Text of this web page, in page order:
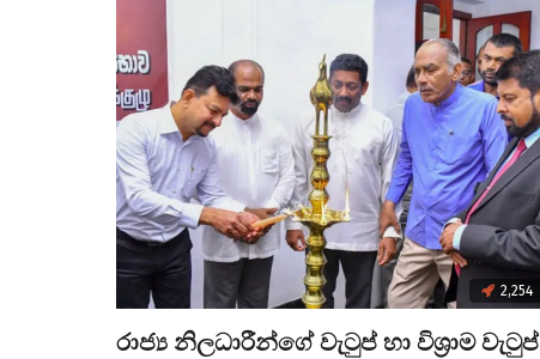
2,254
රාජ්‍ය නිලධාරීන්ගේ වැටුප් හා විශ්‍රාම වැටුප්